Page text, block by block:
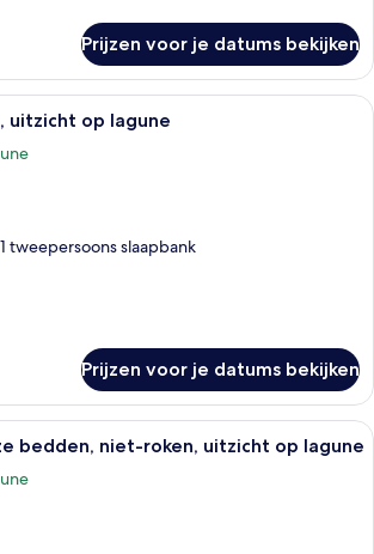
Prijzen voor je datums bekijken
Een hotelkamer met een groot bed,
uitzicht op lagune
tweepersoons slaapbank
Prijzen voor je datums bekijken
Hotelkamer met een grote
bedden, niet-roken, uitzicht op lagune